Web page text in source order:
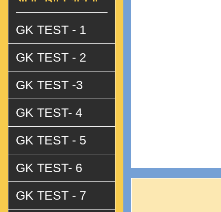
GK TEST - 1
GK TEST - 2
GK TEST -3
GK TEST- 4
GK TEST - 5
GK TEST- 6
GK TEST - 7